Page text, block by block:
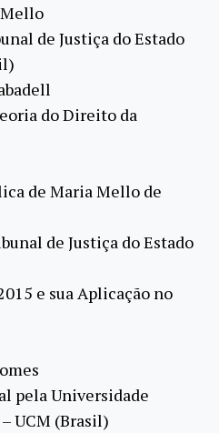
Mello
de Justiça do Estado
do Direito da
de Maria Mello de
de Justiça do Estado
e sua Aplicação no
pela Universidade
UCM (Brasil)